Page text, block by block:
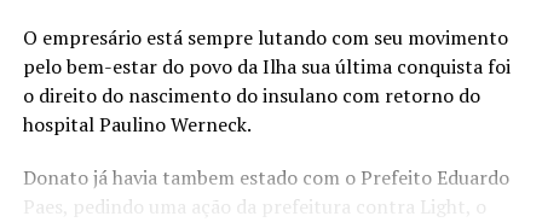
profissional que não apenas traga sucesso, mas que
também gere liberdade para tomar decisões alinhadas
aos próprios valores e, acima de tudo, uma valorização
real, que vai além do salário ou do título no cartão de
Além de compartilhar sua própria transformação, da
O empresário está sempre lutando com seu movimento
pelo bem-estar do povo da Ilha sua última conquista foi
o direito do nascimento do insulano com retorno do
hospital Paulino Werneck.
Donato já havia tambem estado com o Prefeito Eduardo
Paes, pedindo uma ação da prefeitura contra Light, o